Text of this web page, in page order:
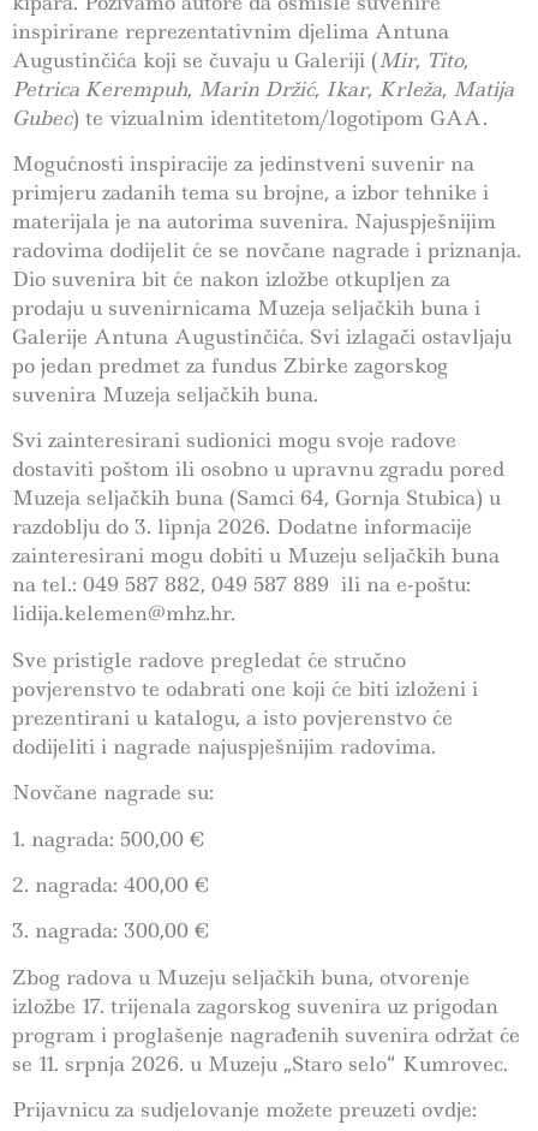
inspirirane reprezentativnim djelima Antuna
Augustinčića koji se čuvaju u Galeriji (Mir, Tito,
Petrica Kerempuh, Marin Držić, Ikar, Krleža, Matija
Gubec) te vizualnim identitetom/logotipom GAA.
Mogućnosti inspiracije za jedinstveni suvenir na
primjeru zadanih tema su brojne, a izbor tehnike i
materijala je na autorima suvenira. Najuspješnijim
radovima dodijelit će se novčane nagrade i priznanja.
Dio suvenira bit će nakon izložbe otkupljen za
prodaju u suvenirnicama Muzeja seljačkih buna i
Galerije Antuna Augustinčića. Svi izlagači ostavljaju
po jedan predmet za fundus Zbirke zagorskog
suvenira Muzeja seljačkih buna.
Svi zainteresirani sudionici mogu svoje radove
dostaviti poštom ili osobno u upravnu zgradu pored
Muzeja seljačkih buna (Samci 64, Gornja Stubica) u
razdoblju do 3. lipnja 2026. Dodatne informacije
zainteresirani mogu dobiti u Muzeju seljačkih buna
na tel.: 049 587 882, 049 587 889 ili na e-poštu:
lidija.kelemen@mhz.hr.
Sve pristigle radove pregledat će stručno
povjerenstvo te odabrati one koji će biti izloženi i
prezentirani u katalogu, a isto povjerenstvo će
dodijeliti i nagrade najuspješnijim radovima.
Novčane nagrade su:
1. nagrada: 500,00 €
2. nagrada: 400,00 €
3. nagrada: 300,00 €
Zbog radova u Muzeju seljačkih buna, otvorenje
izložbe 17. trijenala zagorskog suvenira uz prigodan
program i proglašenje nagrađenih suvenira održat će
se 11. srpnja 2026. u Muzeju „Staro selo“ Kumrovec.
Prijavnicu za sudjelovanje možete preuzeti ovdje: